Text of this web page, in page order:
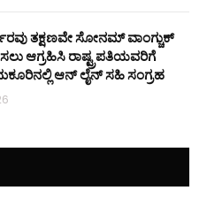
ತಕ್ಷಣವೇ ಸೋನಮ್ ವಾಂಗ್ಚುಕ್
ಆಗ್ರಹಿಸಿ ರಾಷ್ಟ್ರಪತಿಯವರಿಗೆ
ಆನ್‌ ಲೈನ್ ಸಹಿ ಸಂಗ್ರಹ